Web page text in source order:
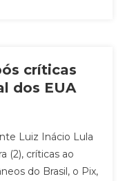
críticas
dos EUA
Luiz Inácio Lula
(2), críticas ao
do Brasil, o Pix,